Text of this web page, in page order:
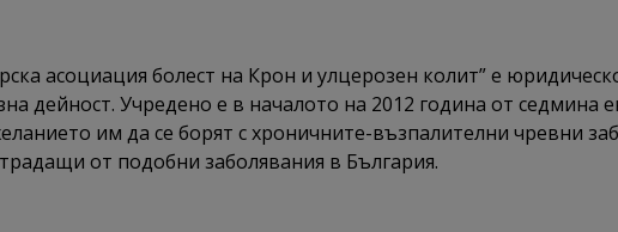
асоциация болест на Крон и улцерозен колит” е
дейност. Учредено е в началото на 2012 година от седмина
им да се борят с хроничните-възпалителни чревни
от подобни заболявания в България.